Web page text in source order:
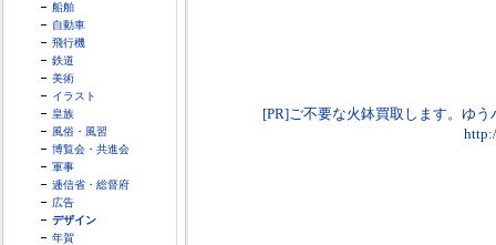
船舶
自動車
飛行機
鉄道
美術
イラスト
皇族
風俗・風習
博覧会・共進会
軍事
逓信省・総督府
広告
デザイン
年賀
[PR]ご不要な火鉢買取します。ゆ